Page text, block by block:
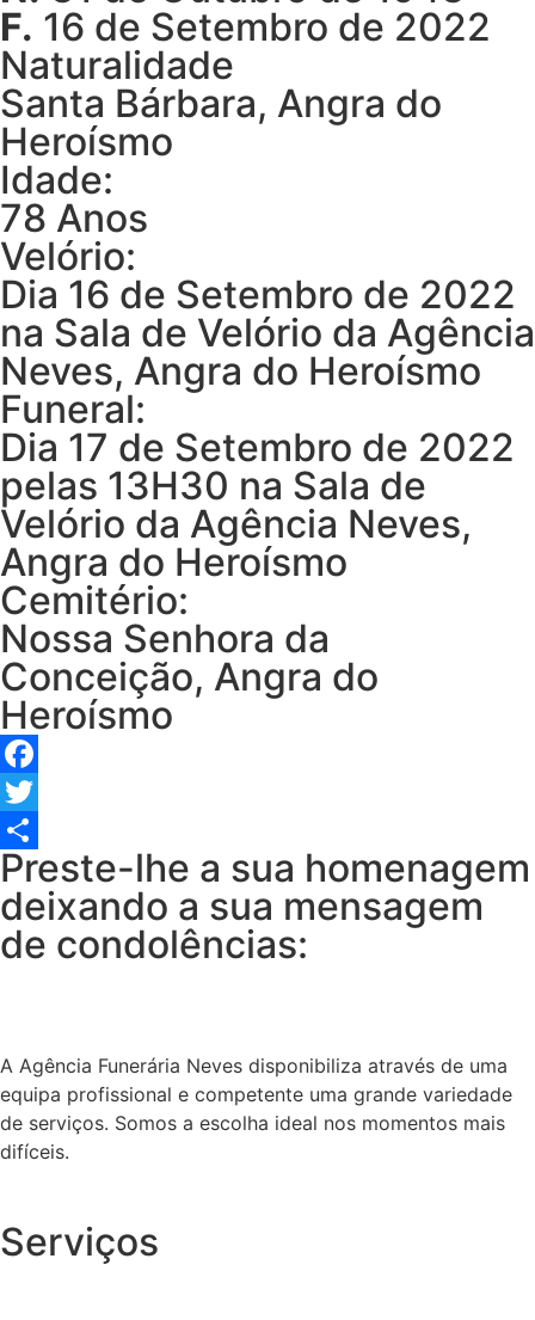
F. 16 de Setembro de 2022
Naturalidade
Santa Bárbara, Angra do
Heroísmo
Idade:
78 Anos
Velório:
Dia 16 de Setembro de 2022
na Sala de Velório da Agência
Neves, Angra do Heroísmo
Funeral:
Dia 17 de Setembro de 2022
pelas 13H30 na Sala de
Velório da Agência Neves,
Angra do Heroísmo
Cemitério:
Nossa Senhora da
Conceição, Angra do
Heroísmo
Facebook
Twitter
Share
Preste-lhe a sua homenagem
deixando a sua mensagem
de condolências:
A Agência Funerária Neves disponibiliza através de uma
equipa profissional e competente uma grande variedade
de serviços. Somos a escolha ideal nos momentos mais
difíceis.
Serviços